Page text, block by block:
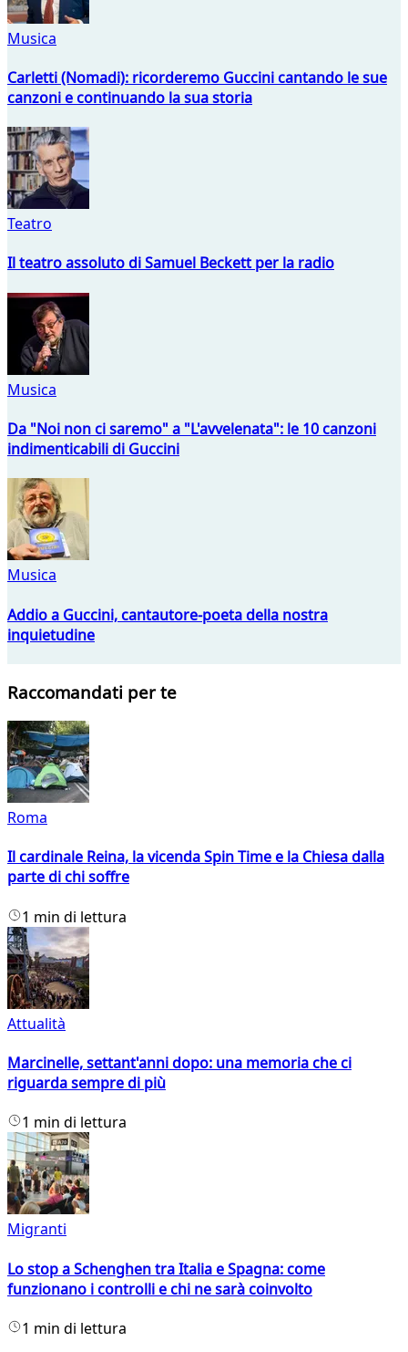
Musica
Carletti (Nomadi): ricorderemo Guccini cantando le sue
canzoni e continuando la sua storia
Teatro
Il teatro assoluto di Samuel Beckett per la radio
Musica
Da "Noi non ci saremo" a "L'avvelenata": le 10 canzoni
indimenticabili di Guccini
Musica
Addio a Guccini, cantautore-poeta della nostra
inquietudine
Raccomandati per te
Roma
Il cardinale Reina, la vicenda Spin Time e la Chiesa dalla
parte di chi soffre
1 min di lettura
Attualità
Marcinelle, settant'anni dopo: una memoria che ci
riguarda sempre di più
1 min di lettura
Migranti
Lo stop a Schenghen tra Italia e Spagna: come
funzionano i controlli e chi ne sarà coinvolto
1 min di lettura